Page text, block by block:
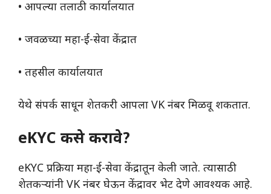
• आपल्या तलाठी कार्यालयात
• जवळच्या महा-ई-सेवा केंद्रात
• तहसील कार्यालयात
येथे संपर्क साधून शेतकरी आपला VK नंबर मिळवू शकतात.
eKYC कसे करावे?
eKYC प्रक्रिया महा-ई-सेवा केंद्रातून केली जाते. त्यासाठी
शेतकऱ्यांनी VK नंबर घेऊन केंद्रावर भेट देणे आवश्यक आहे.